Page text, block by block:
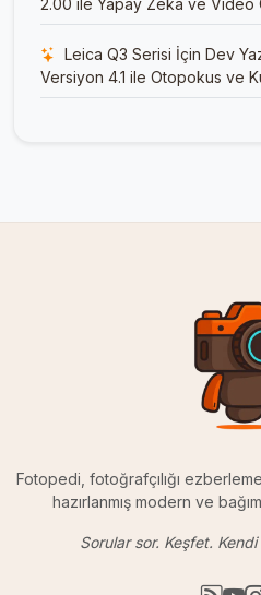
Leica Q3 Serisi İçin Dev
Versiyon 4.1 ile Otopokus ve
Fotopedi, fotoğrafçılığı
hazırlanmış modern ve
Sorular sor. Keşfet.